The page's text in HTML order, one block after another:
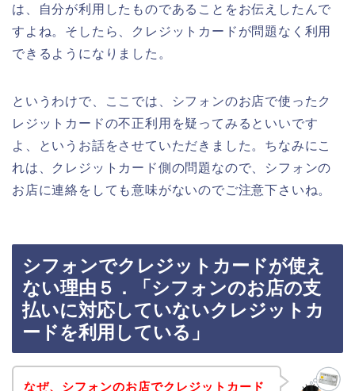
は、自分が利用したものであることをお伝えしたんで
すよね。そしたら、クレジットカードが問題なく利用
できるようになりました。
というわけで、ここでは、シフォンのお店で使ったク
レジットカードの不正利用を疑ってみるといいです
よ、というお話をさせていただきました。ちなみにこ
れは、クレジットカード側の問題なので、シフォンの
お店に連絡をしても意味がないのでご注意下さいね。
シフォンでクレジットカードが使え
ない理由５．「シフォンのお店の支
払いに対応していないクレジットカ
ードを利用している」
なぜ、シフォンのお店でクレジットカード